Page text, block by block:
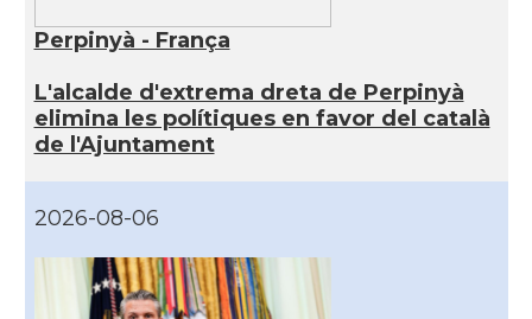
Perpinyà - França
L'alcalde d'extrema dreta de Perpinyà
elimina les polítiques en favor del català
de l'Ajuntament
2026-08-06